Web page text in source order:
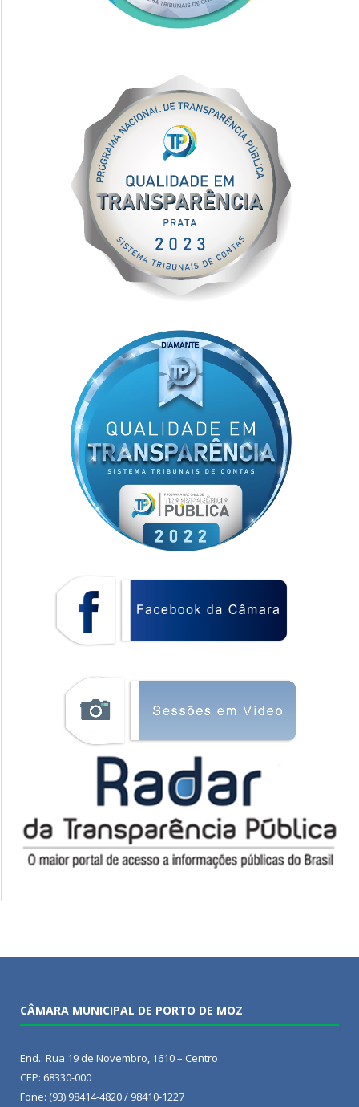
CÂMARA MUNICIPAL DE PORTO DE MOZ
End.: Rua 19 de Novembro, 1610 – Centro
CEP: 68330-000
Fone: (93) 98414-4820 / 98410-1227